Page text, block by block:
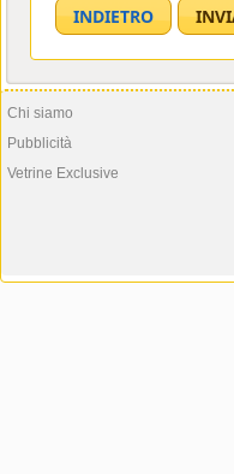
Chi siamo
Pubblicità
Vetrine Exclusive